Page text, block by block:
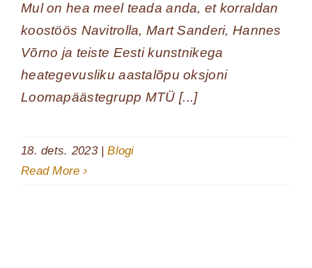
Mul on hea meel teada anda, et korraldan
koostöös Navitrolla, Mart Sanderi, Hannes
Võrno ja teiste Eesti kunstnikega
heategevusliku aastalõpu oksjoni
Loomapäästegrupp MTÜ [...]
18. dets. 2023 | Blogi
Read More